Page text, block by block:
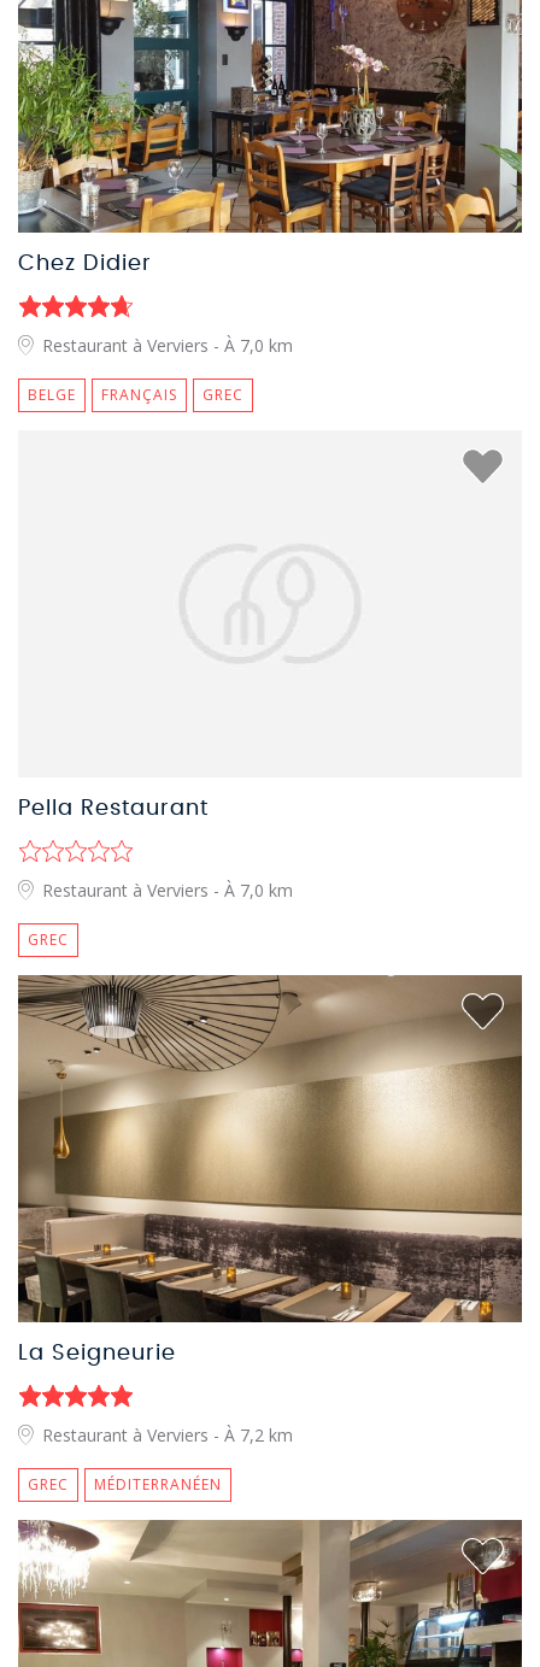
Chez Didier
Restaurant à Verviers - À 7,0 km
BELGE FRANÇAIS GREC
Pella Restaurant
Restaurant à Verviers - À 7,0 km
GREC
La Seigneurie
Restaurant à Verviers - À 7,2 km
GREC MÉDITERRANÉEN